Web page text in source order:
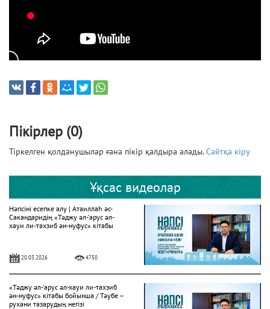
Пікірлер (0)
Тіркелген қолданушылар ғана пікір қалдыра алады.Сайтқа кіру
Ұқсас видеолар
Нәпсіні есепке алу | Атаиллаһ әс-
Сакандаридің «Тәджу әл-‘арус әл-
хауи ли-тахзиб ән-нуфус» кітабы
20.03.2026 4750
«Тәджу әл-‘арус әл-хауи ли-тахзиб
ән-нуфус» кітабы бойынша / Тәубе –
рухани тазарудың негізі